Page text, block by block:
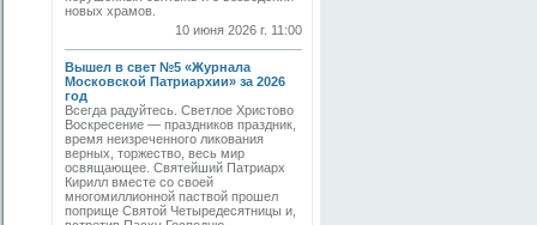
новых храмов.
10 июня 2026 г. 11:00
Вышел в свет №5 «Журнала
Московской Патриархии» за 2026
год
Всегда радуйтесь. Светлое Христово
Воскресение — праздников праздник,
время неизреченного ликования
верных, торжество, весь мир
освящающее. Святейший Патриарх
Кирилл вместе со своей
многомиллионной паствой прошел
поприще Святой Четыредесятницы и,